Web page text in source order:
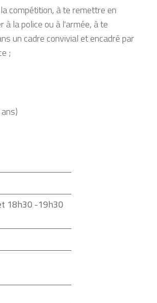
compétition, à te remettre en
la police ou à l'armée, à te
un cadre convivial et encadré par
;
18h30 -19h30